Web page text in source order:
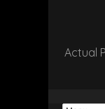
Actual